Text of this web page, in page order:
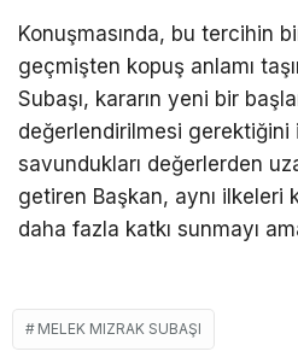
Konuşmasında, bu tercihin
geçmişten kopuş anlamı
Subaşı, kararın yeni bir
değerlendirilmesi
savundukları değerlerden
getiren Başkan, aynı ilkeleri
daha fazla katkı sunmayı
MELEK MIZRAK SUBAŞI